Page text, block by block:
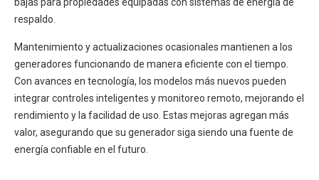
bajas para propiedades equipadas con sistemas de energía de
respaldo.
Mantenimiento y actualizaciones ocasionales mantienen a los
generadores funcionando de manera eficiente con el tiempo.
Con avances en tecnología, los modelos más nuevos pueden
integrar controles inteligentes y monitoreo remoto, mejorando el
rendimiento y la facilidad de uso. Estas mejoras agregan más
valor, asegurando que su generador siga siendo una fuente de
energía confiable en el futuro.